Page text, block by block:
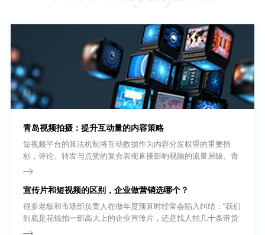
青岛视频拍摄：提升互动量的内容策略
短视频平台的算法机制将互动数据作为内容分发权重的重要指
标，评论、转发与点赞的复合表现直接影响视频的流量层级。青
岛视频拍摄团队在内容策划阶段即需将互动设计纳入创作流程，
宣传片和短视频的区别，企业做营销选哪个？
很多老板和市场部负责人在做年度预算时经常会陷入纠结：“我们
到底是花钱拍一部高大上的企业宣传片，还是找人拍几十条带货
短视频?”要回答这个问题，我们首先得把基础概念理清。很多外